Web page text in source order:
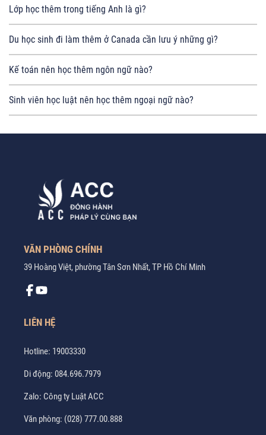
Lớp học thêm trong tiếng Anh là gì?
Du học sinh đi làm thêm ở Canada cần lưu ý những gì?
Kế toán nên học thêm ngôn ngữ nào?
Sinh viên học luật nên học thêm ngoại ngữ nào?
VĂN PHÒNG CHÍNH
39 Hoàng Việt, phường Tân Sơn Nhất, TP Hồ Chí Minh
LIÊN HỆ
Hotline: 19003330
Di động: 084.696.7979
Zalo: Công ty Luật ACC
Văn phòng: (028) 777.00.888